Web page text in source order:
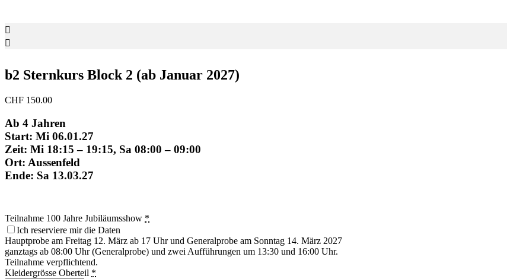
b2 Sternkurs Block 2 (ab Januar 2027)
CHF 150.00
Ab 4 Jahren
Start: Mi 06.01.27
Zeit: Mi 18:15 – 19:15, Sa 08:00 – 09:00
Ort: Aussenfeld
Ende: Sa 13.03.27
Teilnahme 100 Jahre Jubiläumsshow *
Ich reserviere mir die Daten
Hauptprobe am Freitag 12. März ab 17 Uhr und Generalprobe am Sonntag 14. März 2027
ganztags ab 08:00 Uhr (Generalprobe) und zwei Aufführungen um 13:30 und 16:00 Uhr.
Teilnahme verpflichtend.
Kleidergrösse Oberteil *